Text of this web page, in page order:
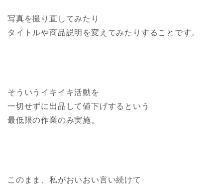
写真を撮り直してみたり
タイトルや商品説明を変えてみたりすることです。
そういうイキイキ活動を
一切せずに出品して値下げするという
最低限の作業のみ実施。
このまま、私がおいおい言い続けて